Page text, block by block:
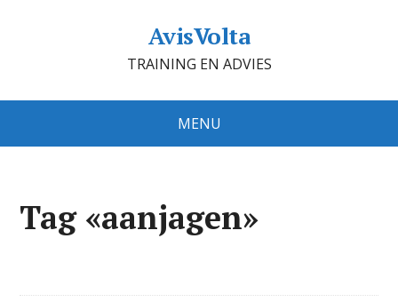
AvisVolta
TRAINING EN ADVIES
MENU
Tag «aanjagen»